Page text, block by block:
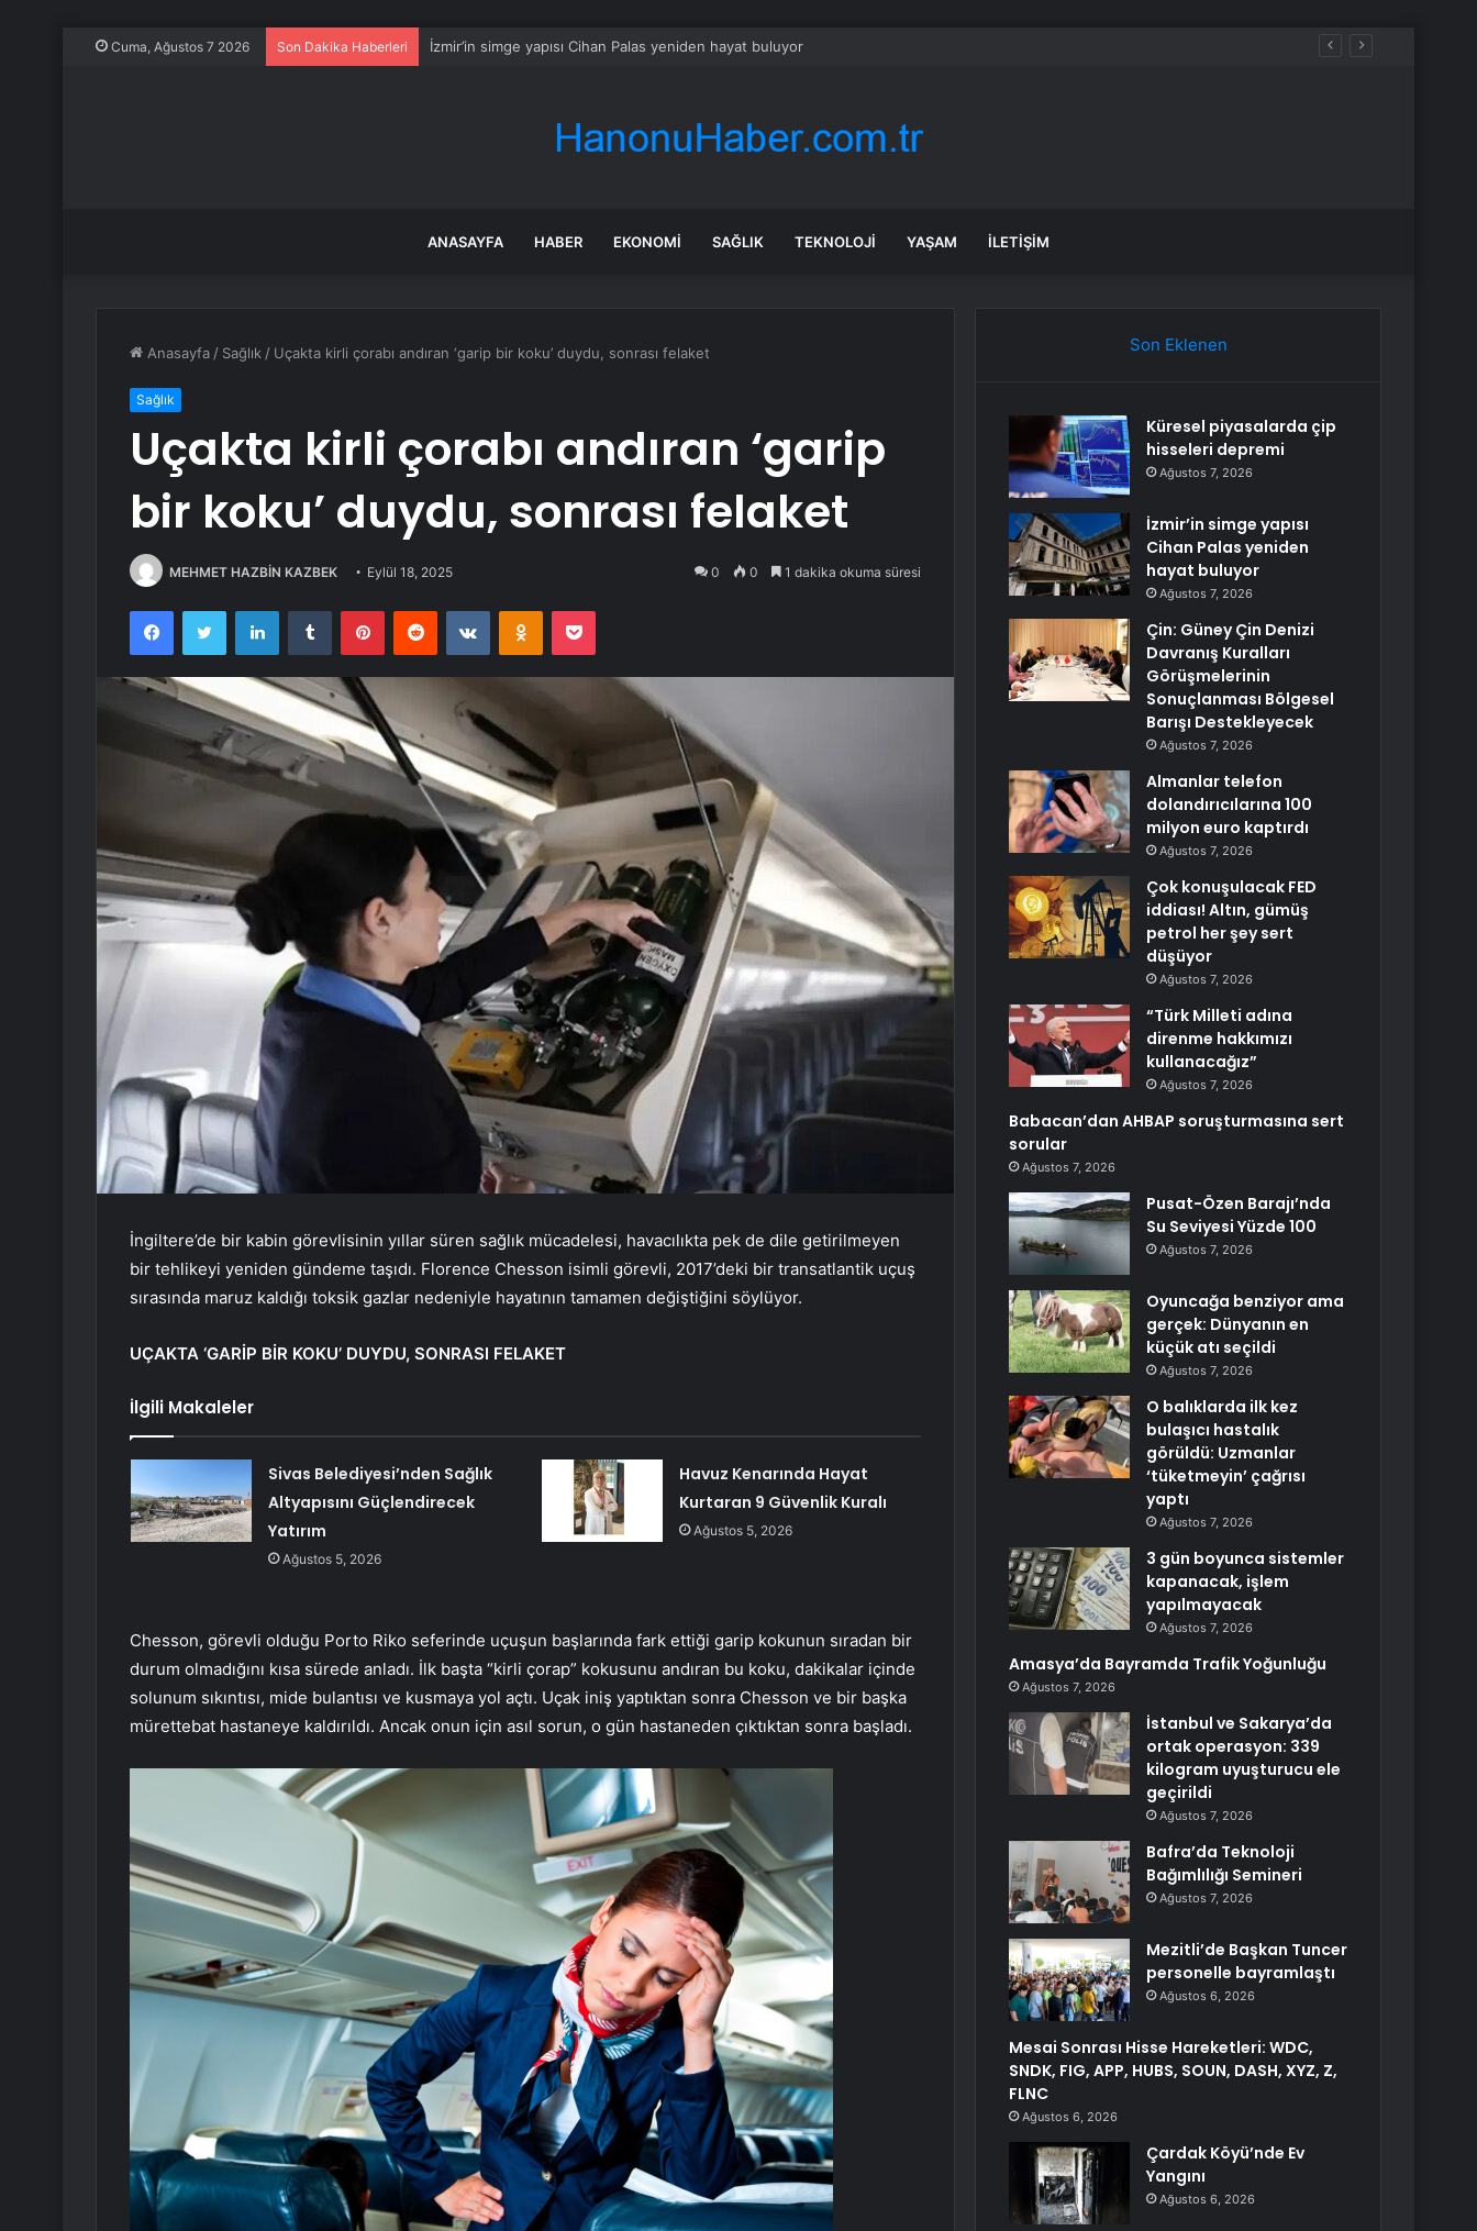
Cuma, Ağustos 7 2026 Son Dakika Haberleri Çin: Güney Çin Denizi Davranış Kuralları Görüşmelerinin Sonuçlanması Bölgesel Barışı Destekleyecek
ANASAYFA HABER EKONOMI SAĞLIK TEKNOLOJI YAŞAM İLETIŞIM
Anasayfa / Sağlık / Uçakta kirli çorabı andıran ‘garip bir koku’ duydu, sonrası felaket
Sağlık
Uçakta kirli çorabı andıran ‘garip
bir koku’ duydu, sonrası felaket
MEHMET HAZBİN KAZBEK Eylül 18, 2025 0 0 1 dakika okuma süresi
FacebookTwitter LinkedInTumblr PinterestReddit VKontakteOdnoklassniki
Pocket
İngiltere’de bir kabin görevlisinin yıllar süren sağlık mücadelesi, havacılıkta pek de dile getirilmeyen
bir tehlikeyi yeniden gündeme taşıdı. Florence Chesson isimli görevli, 2017’deki bir transatlantik uçuş
sırasında maruz kaldığı toksik gazlar nedeniyle hayatının tamamen değiştiğini söylüyor.
UÇAKTA ‘GARİP BİR KOKU’ DUYDU, SONRASI FELAKET
İlgili Makaleler
Sivas Belediyesi’nden Sağlık
Altyapısını Güçlendirecek
Yatırım
Ağustos 5, 2026
Havuz Kenarında Hayat
Kurtaran 9 Güvenlik Kuralı
Ağustos 5, 2026
Chesson, görevli olduğu Porto Riko seferinde uçuşun başlarında fark ettiği garip kokunun sıradan bir
durum olmadığını kısa sürede anladı. İlk başta “kirli çorap” kokusunu andıran bu koku, dakikalar içinde
solunum sıkıntısı, mide bulantısı ve kusmaya yol açtı. Uçak iniş yaptıktan sonra Chesson ve bir başka
mürettebat hastaneye kaldırıldı. Ancak onun için asıl sorun, o gün hastaneden çıktıktan sonra başladı.
Son Eklenen
Küresel piyasalarda çip
hisseleri depremi
Ağustos 7, 2026
İzmir’in simge yapısı
Cihan Palas yeniden
hayat buluyor
Ağustos 7, 2026
Çin: Güney Çin Denizi
Davranış Kuralları
Görüşmelerinin
Sonuçlanması Bölgesel
Barışı Destekleyecek
Ağustos 7, 2026
Almanlar telefon
dolandırıcılarına 100
milyon euro kaptırdı
Ağustos 7, 2026
Çok konuşulacak FED
iddiası! Altın, gümüş
petrol her şey sert
düşüyor
Ağustos 7, 2026
“Türk Milleti adına
direnme hakkımızı
kullanacağız”
Ağustos 7, 2026
Babacan’dan AHBAP soruşturmasına sert
sorular
Ağustos 7, 2026
Pusat-Özen Barajı’nda
Su Seviyesi Yüzde 100
Ağustos 7, 2026
Oyuncağa benziyor ama
gerçek: Dünyanın en
küçük atı seçildi
Ağustos 7, 2026
O balıklarda ilk kez
bulaşıcı hastalık
görüldü: Uzmanlar
‘tüketmeyin’ çağrısı
yaptı
Ağustos 7, 2026
3 gün boyunca sistemler
kapanacak, işlem
yapılmayacak
Ağustos 7, 2026
Amasya’da Bayramda Trafik Yoğunluğu
Ağustos 7, 2026
İstanbul ve Sakarya’da
ortak operasyon: 339
kilogram uyuşturucu ele
geçirildi
Ağustos 7, 2026
Bafra’da Teknoloji
Bağımlılığı Semineri
Ağustos 7, 2026
Mezitli’de Başkan Tuncer
personelle bayramlaştı
Ağustos 6, 2026
Mesai Sonrası Hisse Hareketleri: WDC,
SNDK, FIG, APP, HUBS, SOUN, DASH, XYZ, Z,
FLNC
Ağustos 6, 2026
Çardak Köyü’nde Ev
Yangını
Ağustos 6, 2026